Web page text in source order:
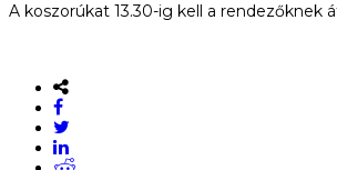
A koszorúkat 13.30-ig kell a rendezőknek